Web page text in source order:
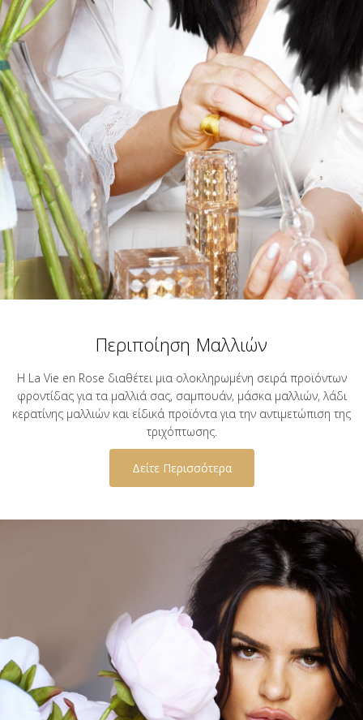
Περιποίηση Μαλλιών
Η La Vie en Rose διαθέτει μια ολοκληρωμένη σειρά προϊόντων
φροντίδας για τα μαλλιά σας, σαμπουάν, μάσκα μαλλιών, λάδι
κερατίνης μαλλιών και είδικά προϊόντα για την αντιμετώπιση της
τριχόπτωσης.
Δείτε Περισσότερα